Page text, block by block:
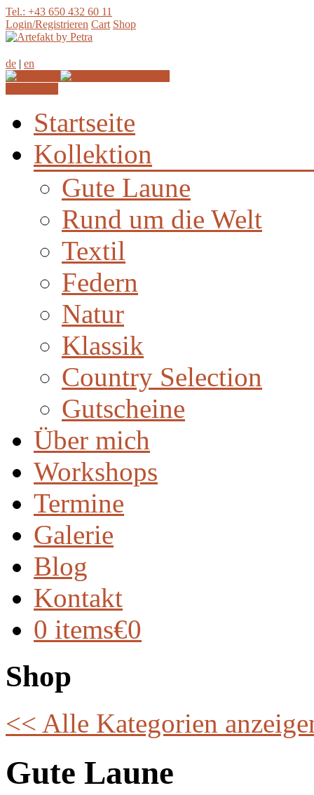
Tel.: +43 650 432 60 11
Login/Registrieren Cart Shop
de | en
Startseite
Kollektion
Gute Laune
Rund um die Welt
Textil
Federn
Natur
Klassik
Country Selection
Gutscheine
Über mich
Workshops
Termine
Galerie
Blog
Kontakt
0 items€0
Shop
<< Alle Kategorien
Gute Laune